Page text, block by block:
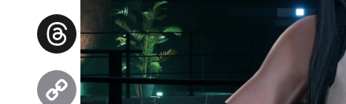
Facebook
Threads